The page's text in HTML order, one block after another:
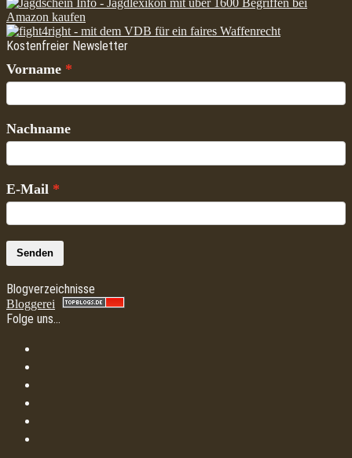
Kostenfreier Newsletter
Vorname
Nachname
E-Mail
Senden
Blogverzeichnisse
Bloggerei
Folge uns…